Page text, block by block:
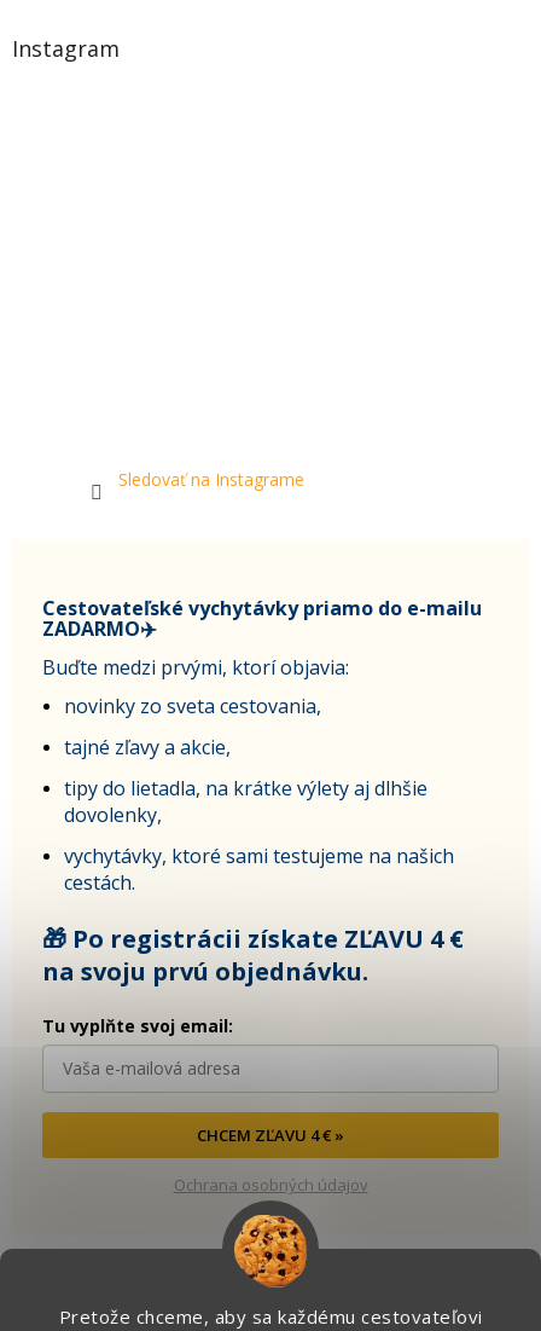
Pretože chceme, aby sa každému cestovateľovi
Instagram
Sledovať na Instagrame
Cestovateľské vychytávky priamo do e-mailu
ZADARMO✈️
Buďte medzi prvými, ktorí objavia:
novinky zo sveta cestovania,
tajné zľavy a akcie,
tipy do lietadla, na krátke výlety aj dlhšie
dovolenky,
vychytávky, ktoré sami testujeme na našich
cestách.
🎁 Po registrácii získate ZĽAVU 4 €
na svoju prvú objednávku.
Tu vyplňte svoj email:
CHCEM ZĽAVU 4 € »
Ochrana osobných údajov